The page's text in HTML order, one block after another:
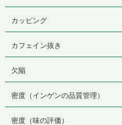
カッピング
カフェイン抜き
欠陥
密度（インゲンの品質管理）
密度（味の評価）